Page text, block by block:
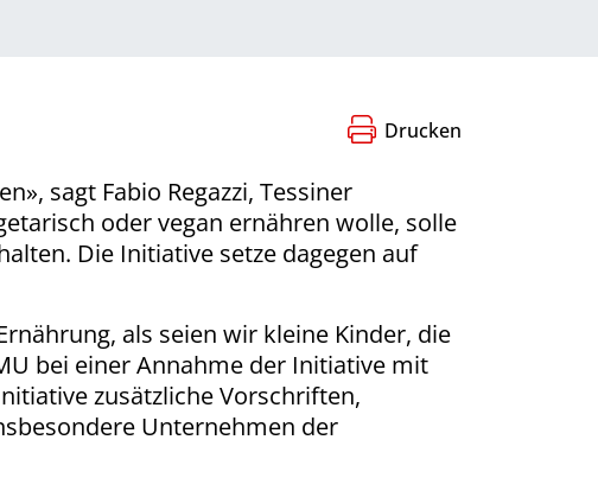
Drucken
sagt Fabio Regazzi, Tessiner
oder vegan ernähren wolle, solle
Die Initiative setze dagegen auf
als seien wir kleine Kinder, die
bei einer Annahme der Initiative mit
zusätzliche Vorschriften,
Unternehmen der